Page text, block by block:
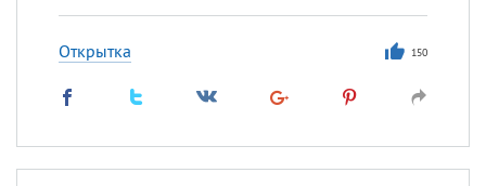
Открытка 150